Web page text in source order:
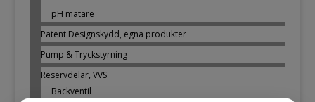
pH mätare
Patent Designskydd, egna produkter
Pump & Tryckstyrning
Reservdelar, VVS
Backventil